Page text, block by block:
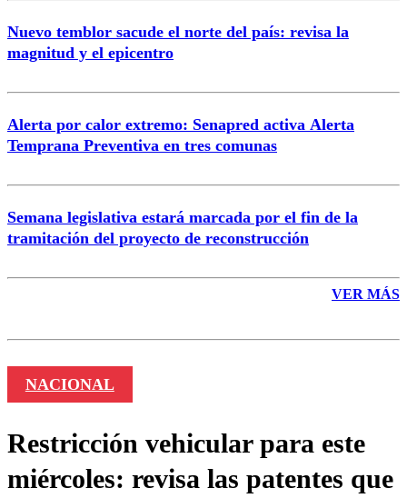
Nuevo temblor sacude el norte del país: revisa la
magnitud y el epicentro
Alerta por calor extremo: Senapred activa Alerta
Temprana Preventiva en tres comunas
Semana legislativa estará marcada por el fin de la
tramitación del proyecto de reconstrucción
VER MÁS
NACIONAL
Restricción vehicular para este
miércoles: revisa las patentes que